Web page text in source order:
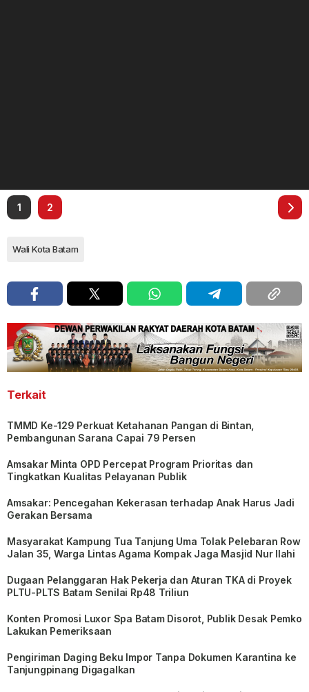
1 2
Wali Kota Batam
Terkait
TMMD Ke-129 Perkuat Ketahanan Pangan di Bintan,
Pembangunan Sarana Capai 79 Persen
Amsakar Minta OPD Percepat Program Prioritas dan
Tingkatkan Kualitas Pelayanan Publik
Amsakar: Pencegahan Kekerasan terhadap Anak Harus Jadi
Gerakan Bersama
Masyarakat Kampung Tua Tanjung Uma Tolak Pelebaran Row
Jalan 35, Warga Lintas Agama Kompak Jaga Masjid Nur Ilahi
Dugaan Pelanggaran Hak Pekerja dan Aturan TKA di Proyek
PLTU-PLTS Batam Senilai Rp48 Triliun
Konten Promosi Luxor Spa Batam Disorot, Publik Desak Pemko
Lakukan Pemeriksaan
Pengiriman Daging Beku Impor Tanpa Dokumen Karantina ke
Tanjungpinang Digagalkan